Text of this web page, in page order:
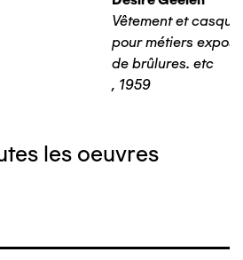
Vêtement et
pour métiers
de brûlures. etc
, 1959
les oeuvres